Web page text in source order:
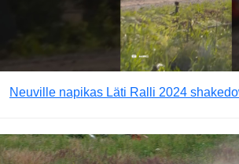
Neuville napikas Läti Ralli 2024